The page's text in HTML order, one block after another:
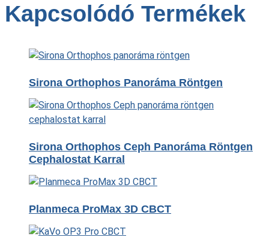
Kapcsolódó Termékek
Sirona Orthophos Panoráma Röntgen
Sirona Orthophos Ceph Panoráma Röntgen
Cephalostat Karral
Planmeca ProMax 3D CBCT